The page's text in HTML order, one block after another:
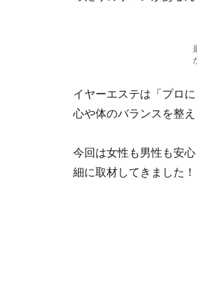
イヤーエステは「プロ
心や体のバランスを整
今回は女性も男性も安
細に取材してきました！